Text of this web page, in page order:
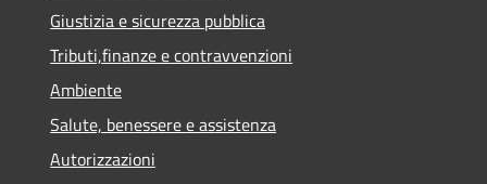
Giustizia e sicurezza pubblica
Tributi,finanze e contravvenzioni
Ambiente
Salute, benessere e assistenza
Autorizzazioni